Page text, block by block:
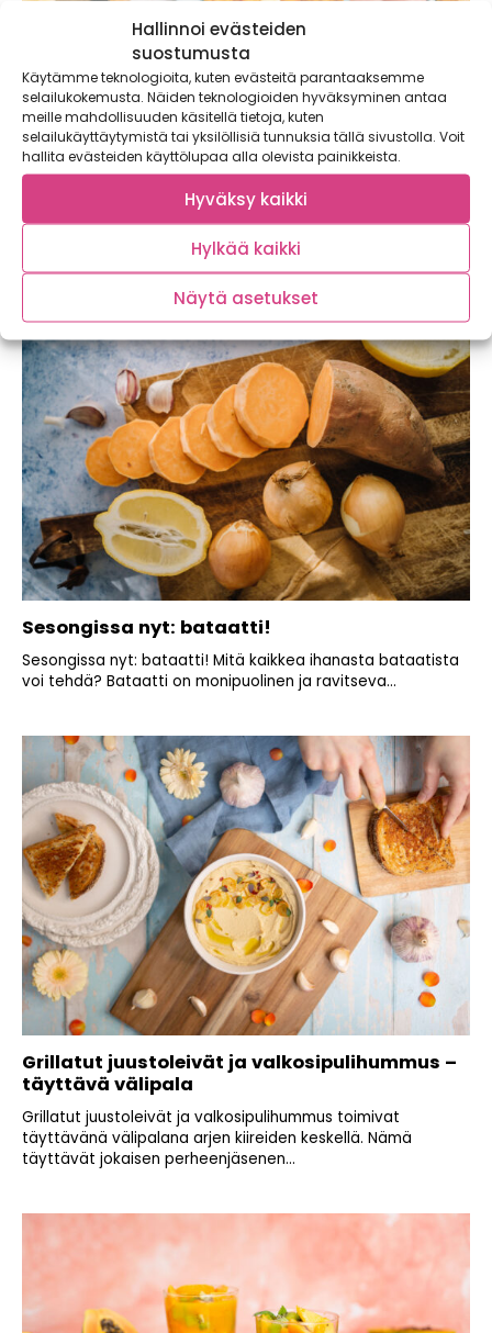
Hallinnoi evästeiden
suostumusta
Käytämme teknologioita, kuten evästeitä parantaaksemme
selailukokemusta. Näiden teknologioiden hyväksyminen antaa
meille mahdollisuuden käsitellä tietoja, kuten
selailukäyttäytymistä tai yksilöllisiä tunnuksia tällä sivustolla. Voit
hallita evästeiden käyttölupaa alla olevista painikkeista.
Hyväksy kaikki
Hylkää kaikki
Näytä asetukset
Lisää kasviksia lautaselle helposti – koko
perheelle maistuvat perunarieskat
Nälkä yllätti, ja lautaselle pitäisi saada nopeaa ja
kasvispitoista välipalaa? Monet vanhemmat varmasti
Sesongissa nyt: bataatti!
Sesongissa nyt: bataatti! Mitä kaikkea ihanasta bataatista
voi tehdä? Bataatti on monipuolinen ja ravitseva...
Grillatut juustoleivät ja valkosipulihummus –
täyttävä välipala
Grillatut juustoleivät ja valkosipulihummus toimivat
täyttävänä välipalana arjen kiireiden keskellä. Nämä
täyttävät jokaisen perheenjäsenen...